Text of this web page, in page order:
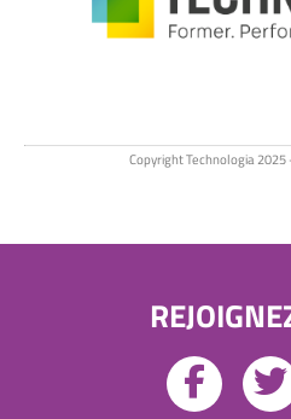
Copyright Technologia